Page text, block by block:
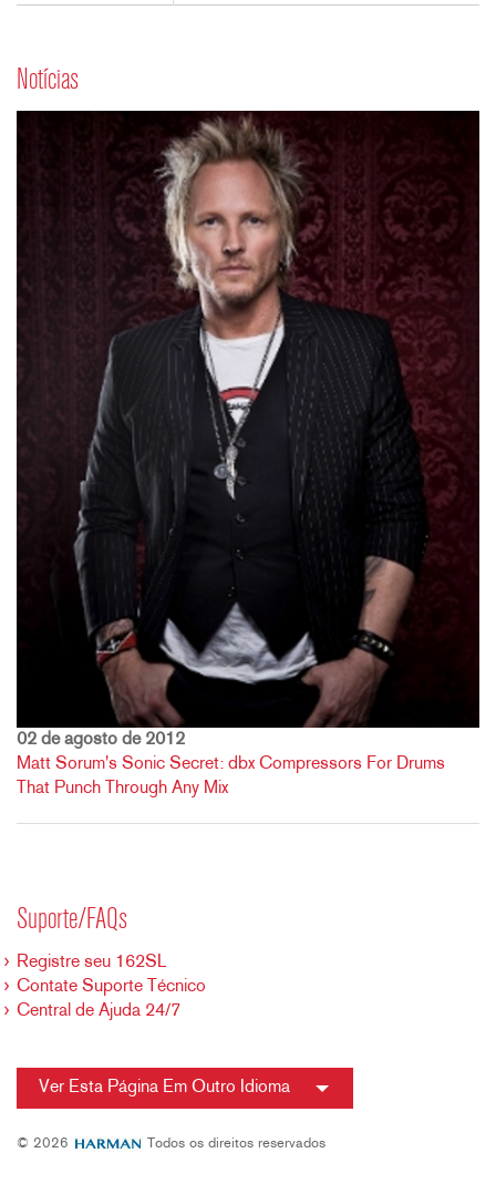
Notícias
02 de agosto de 2012
Matt Sorum's Sonic Secret: dbx Compressors For Drums
That Punch Through Any Mix
Suporte/FAQs
Registre seu 162SL
Contate Suporte Técnico
Central de Ajuda 24/7
Ver Esta Página Em Outro Idioma
© 2026 Todos os direitos reservados